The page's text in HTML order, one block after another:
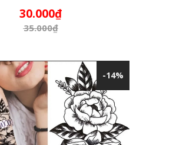
THÊM VÀO GIỎ HÀNG
30.000₫
35.000₫
-14%